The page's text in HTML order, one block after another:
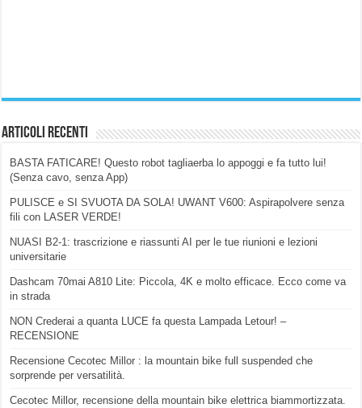
Articoli Recenti
BASTA FATICARE! Questo robot tagliaerba lo appoggi e fa tutto lui!
(Senza cavo, senza App)
PULISCE e SI SVUOTA DA SOLA! UWANT V600: Aspirapolvere senza
fili con LASER VERDE!
NUASI B2-1: trascrizione e riassunti AI per le tue riunioni e lezioni
universitarie
Dashcam 70mai A810 Lite: Piccola, 4K e molto efficace. Ecco come va
in strada
NON Crederai a quanta LUCE fa questa Lampada Letour! –
RECENSIONE
Recensione Cecotec Millor : la mountain bike full suspended che
sorprende per versatilità.
Cecotec Millor, recensione della mountain bike elettrica biammortizzata.